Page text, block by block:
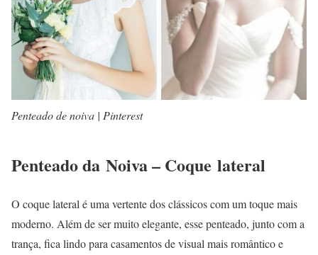
Penteado de noiva | Pinterest
Penteado da Noiva – Coque lateral
O coque lateral é uma vertente dos clássicos com um toque mais
moderno. Além de ser muito elegante, esse penteado, junto com a
trança, fica lindo para casamentos de visual mais romântico e